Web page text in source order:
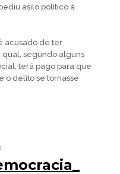
asilo político à
acusado de ter
qual, segundo alguns
terá pago para que
o delito se tornasse